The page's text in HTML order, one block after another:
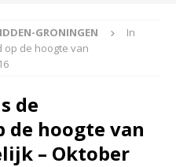
GRONINGEN
In
op de hoogte van
de
de hoogte van
– Oktober